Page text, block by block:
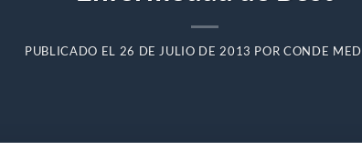
PUBLICADO EL 26 DE JULIO DE 2013 PORCONDE